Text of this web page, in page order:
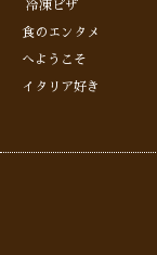
冷凍ピザ
食のエンタメ
へようこそ
イタリア好き